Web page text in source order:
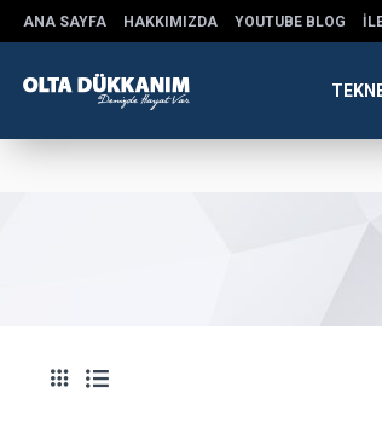
ANA SAYFA HAKKIMIZDA YOUTUBE BLOG